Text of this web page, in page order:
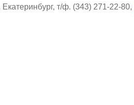
Екатеринбург, т/ф. (343) 271-22-80,